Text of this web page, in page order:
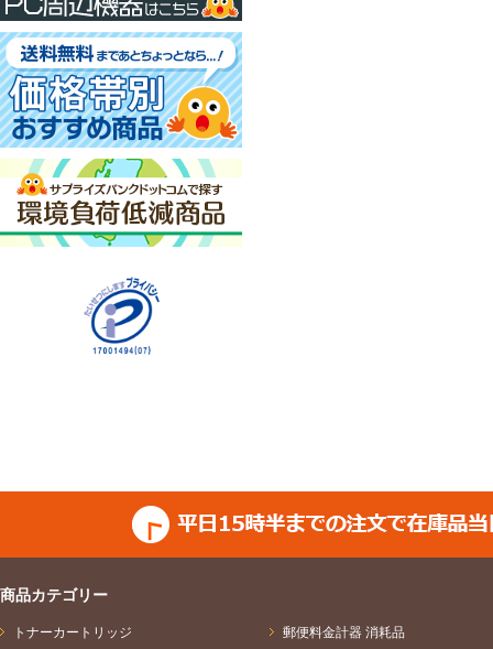
商品カテゴリー
トナーカートリッジ
郵便料金計器 消耗品